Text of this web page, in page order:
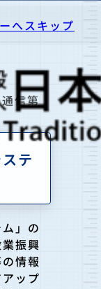
へスキップ
信第
テ
」の
振興
情報
ップ